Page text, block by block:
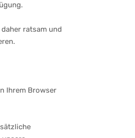
ratsam und
Ihrem Browser